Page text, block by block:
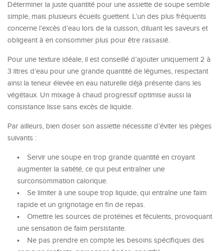
Déterminer la juste quantité pour une assiette de soupe semble
simple, mais plusieurs écueils guettent. L’un des plus fréquents
concerne l’excès d’eau lors de la cuisson, diluant les saveurs et
obligeant à en consommer plus pour être rassasié.
Pour une texture idéale, il est conseillé d’ajouter uniquement 2 à
3 litres d’eau pour une grande quantité de légumes, respectant
ainsi la teneur élevée en eau naturelle déjà présente dans les
végétaux. Un mixage à chaud progressif optimise aussi la
consistance lisse sans excès de liquide.
Par ailleurs, bien doser son assiette nécessite d’éviter les pièges
suivants :
Servir une soupe en trop grande quantité en croyant
augmenter la satiété, ce qui peut entraîner une
surconsommation calorique.
Se limiter à une soupe trop liquide, qui entraîne une faim
rapide et un grignotage en fin de repas.
Omettre les sources de protéines et féculents, provoquant
une sensation de faim persistante.
Ne pas prendre en compte les besoins spécifiques des